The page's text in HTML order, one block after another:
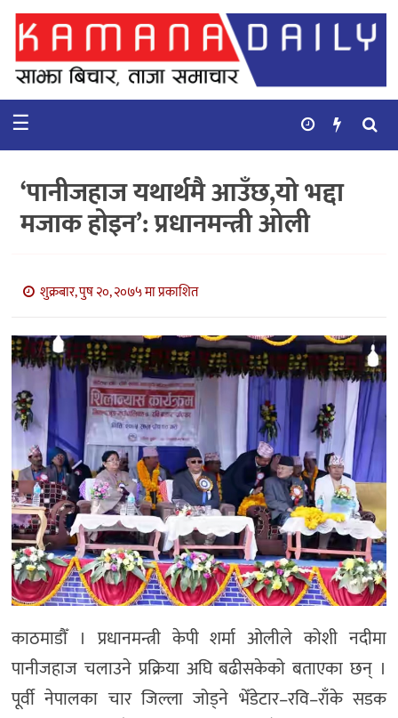
गृहपृष्ठ
समाचार
कुटनिती
कुराकानी
बाणिज्य
भिडियो
सिफारिस
☰
‘पानीजहाज यथार्थमै आउँछ,यो भद्दा
मजाक होइन’: प्रधानमन्त्री ओली
शुक्रबार, पुष २०, २०७५ मा प्रकाशित
काठमाडौँ । प्रधानमन्त्री केपी शर्मा ओलीले कोशी नदीमा
पानीजहाज चलाउने प्रक्रिया अघि बढीसकेको बताएका छन् ।
पूर्वी नेपालका चार जिल्ला जोड्ने भेँडेटार–रवि–राँके सडक